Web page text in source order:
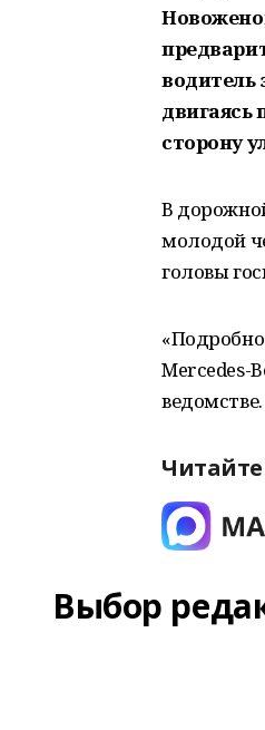
водитель
двигаясь
сторону
В
молодой
головы
Mercedes-
ведомстве.
Выбор